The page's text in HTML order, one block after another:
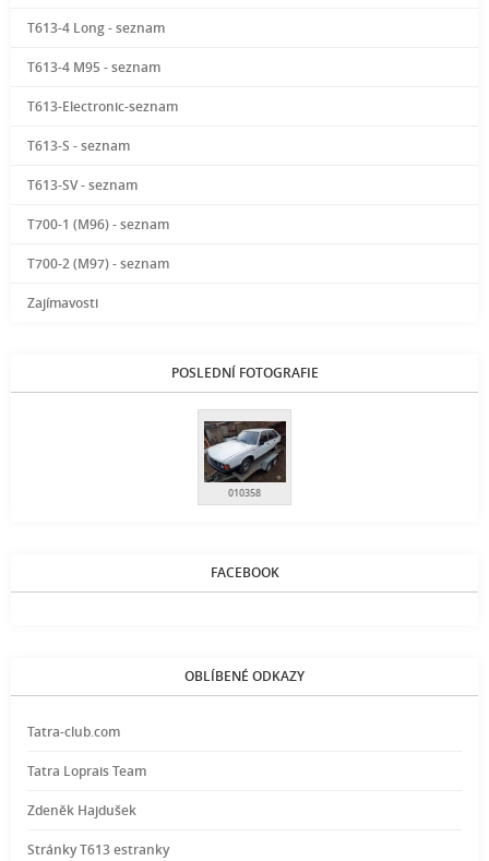
T613-4 Long - seznam
T613-4 M95 - seznam
T613-Electronic-seznam
T613-S - seznam
T613-SV - seznam
T700-1 (M96) - seznam
T700-2 (M97) - seznam
Zajímavosti
POSLEDNÍ FOTOGRAFIE
010358
FACEBOOK
OBLÍBENÉ ODKAZY
Tatra-club.com
Tatra Loprais Team
Zdeněk Hajdušek
Stránky T613 estranky